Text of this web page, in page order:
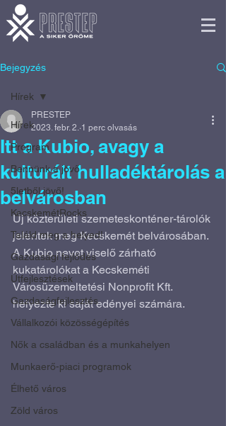
Bejegyzés
Hírek
Program
Bennünk a jövő
5letből jövő!
KecskemétRocks
Találd meg a helyed!
Gazdasági fejlődés
Útfejlesztések
Gazdaságfejlesztés
Vállalkozói közösségépítés
Nők a családban és a munkahelyen
Munkaerő-piaci programok
Élhető város
Zöld város
Hírek
Itt a Kubio, avagy a
kulturált hulladéktárolás a
belvárosban
PRESTEP
2023. febr. 2. 1 perc olvasás
Új közterületi szemeteskonténer-tárolók
jelentek meg Kecskemét belvárosában.
A Kubio nevet viselő zárható
kukatárolókat a Kecskeméti
Városüzemeltetési Nonprofit Kft.
helyezte ki saját edényei számára.